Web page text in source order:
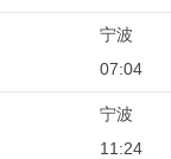
宁波
07:04
宁波
11:24